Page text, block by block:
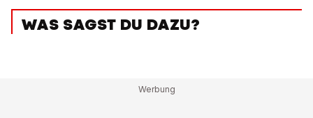
WAS SAGST DU DAZU?